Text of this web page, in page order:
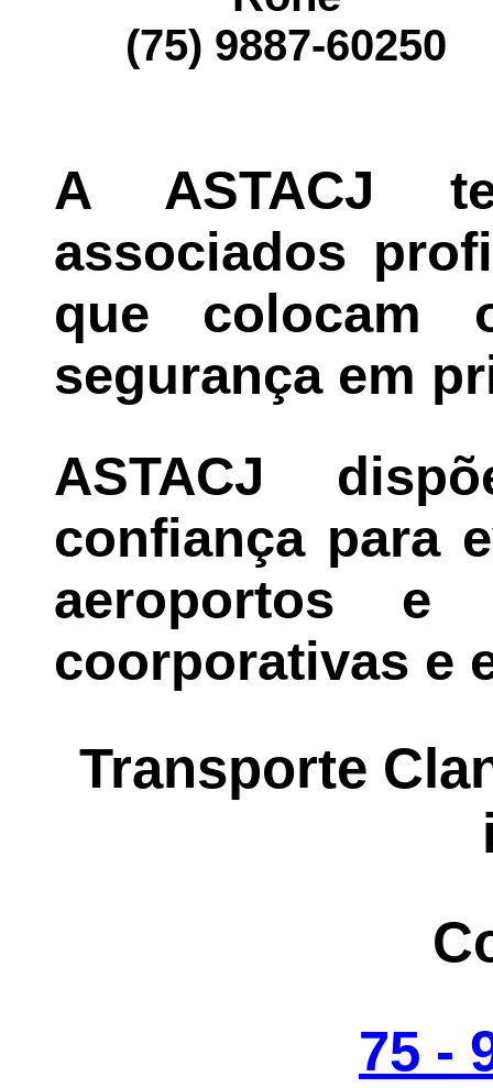
(75) 9887-60250
A ASTACJ
associados
que colocam
segurança em
ASTACJ
confiança para
aeroportos e
coorporativas e
Transporte
75 -